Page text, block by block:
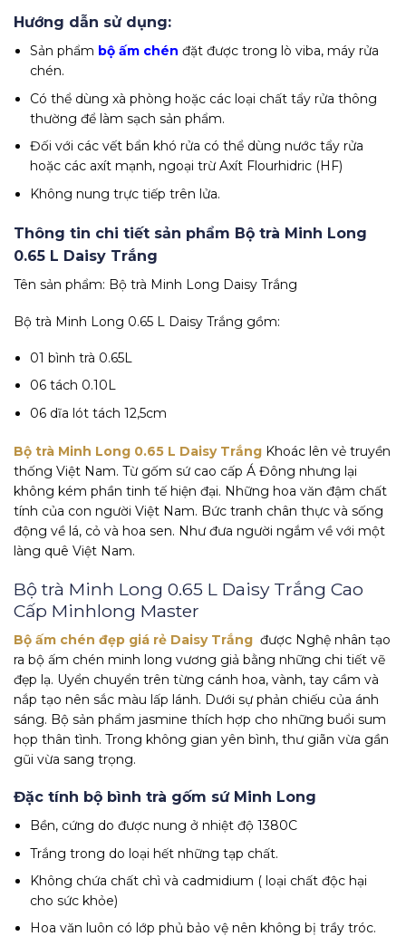
Hướng dẫn sử dụng:
Sản phẩm bộ ấm chén đặt được trong lò viba, máy rửa
chén.
Có thể dùng xà phòng hoặc các loại chất tẩy rửa thông
thường để làm sạch sản phẩm.
Đối với các vết bẩn khó rửa có thể dùng nước tẩy rửa
hoặc các axít mạnh, ngoại trừ Axít Flourhidric (HF)
Không nung trực tiếp trên lửa.
Thông tin chi tiết sản phẩm Bộ trà Minh Long
0.65 L Daisy Trắng
Tên sản phẩm: Bộ trà Minh Long Daisy Trắng
Bộ trà Minh Long 0.65 L Daisy Trắng gồm:
01 bình trà 0.65L
06 tách 0.10L
06 dĩa lót tách 12,5cm
Bộ trà Minh Long 0.65 L Daisy Trắng Khoác lên vẻ truyền
thống Việt Nam. Từ gốm sứ cao cấp Á Đông nhưng lại
không kém phần tinh tế hiện đại. Những hoa văn đậm chất
tính của con người Việt Nam. Bức tranh chân thực và sống
động về lá, cỏ và hoa sen. Như đưa người ngắm về với một
làng quê Việt Nam.
Bộ trà Minh Long 0.65 L Daisy Trắng Cao
Cấp Minhlong Master
Bộ ấm chén đẹp giá rẻ Daisy Trắng được Nghệ nhân tạo
ra bộ ấm chén minh long vương giả bằng những chi tiết vẽ
đẹp lạ. Uyển chuyển trên từng cánh hoa, vành, tay cầm và
nắp tạo nên sắc màu lấp lánh. Dưới sự phản chiếu của ánh
sáng. Bộ sản phẩm jasmine thích hợp cho những buổi sum
họp thân tình. Trong không gian yên bình, thư giãn vừa gần
gũi vừa sang trọng.
Đặc tính bộ bình trà gốm sứ Minh Long
Bền, cứng do được nung ở nhiệt độ 1380C
Trắng trong do loại hết những tạp chất.
Không chứa chất chì và cadmidium ( loại chất độc hại
cho sức khỏe)
Hoa văn luôn có lớp phủ bảo vệ nên không bị trầy tróc.